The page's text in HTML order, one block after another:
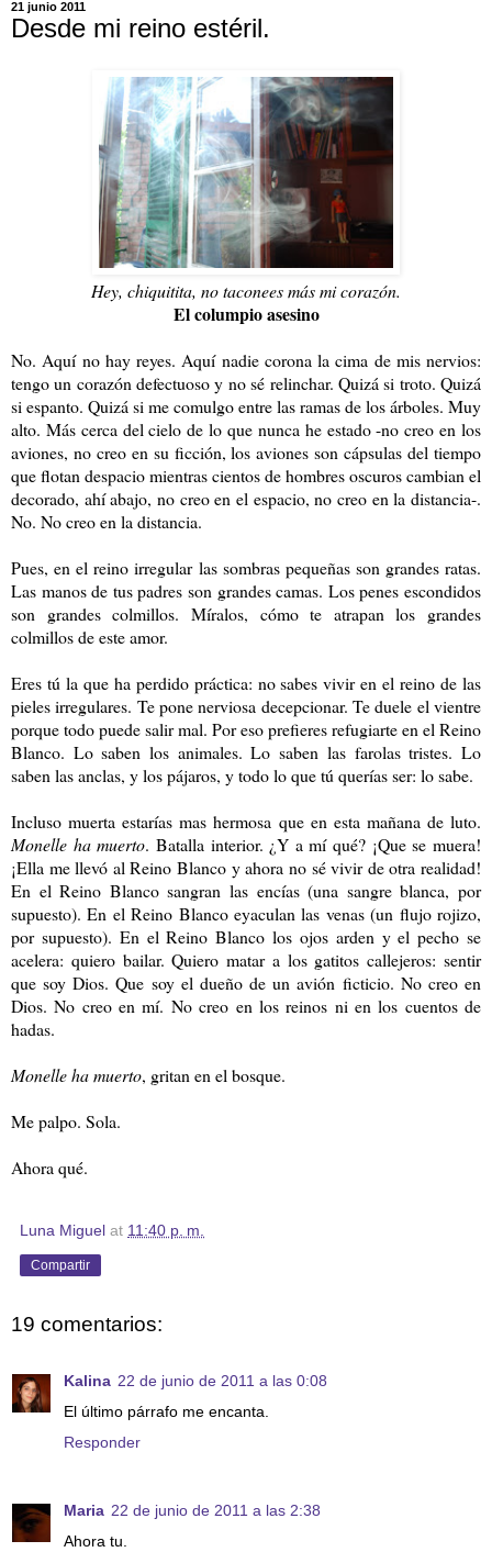
21 junio 2011
Desde mi reino estéril.
Hey, chiquitita, no taconees más mi corazón.
El columpio asesino
No. Aquí no hay reyes. Aquí nadie corona la cima de mis nervios:
tengo un corazón defectuoso y no sé relinchar. Quizá si troto. Quizá
si espanto. Quizá si me comulgo entre las ramas de los árboles. Muy
alto. Más cerca del cielo de lo que nunca he estado -no creo en los
aviones, no creo en su ficción, los aviones son cápsulas del tiempo
que flotan despacio mientras cientos de hombres oscuros cambian el
decorado, ahí abajo, no creo en el espacio, no creo en la distancia-.
No. No creo en la distancia.
Pues, en el reino irregular las sombras pequeñas son grandes ratas.
Las manos de tus padres son grandes camas. Los penes escondidos
son grandes colmillos. Míralos, cómo te atrapan los grandes
colmillos de este amor.
Eres tú la que ha perdido práctica: no sabes vivir en el reino de las
pieles irregulares. Te pone nerviosa decepcionar. Te duele el vientre
porque todo puede salir mal. Por eso prefieres refugiarte en el Reino
Blanco. Lo saben los animales. Lo saben las farolas tristes. Lo
saben las anclas, y los pájaros, y todo lo que tú querías ser: lo sabe.
Incluso muerta estarías mas hermosa que en esta mañana de luto.
Monelle ha muerto. Batalla interior. ¿Y a mí qué? ¡Que se muera!
¡Ella me llevó al Reino Blanco y ahora no sé vivir de otra realidad!
En el Reino Blanco sangran las encías (una sangre blanca, por
supuesto). En el Reino Blanco eyaculan las venas (un flujo rojizo,
por supuesto). En el Reino Blanco los ojos arden y el pecho se
acelera: quiero bailar. Quiero matar a los gatitos callejeros: sentir
que soy Dios. Que soy el dueño de un avión ficticio. No creo en
Dios. No creo en mí. No creo en los reinos ni en los cuentos de
hadas.
Monelle ha muerto, gritan en el bosque.
Me palpo. Sola.
Ahora qué.
Luna Miguel at 11:40 p. m.
Compartir
19 comentarios:
Kalina 22 de junio de 2011 a las 0:08
El último párrafo me encanta.
Responder
Maria 22 de junio de 2011 a las 2:38
Ahora tu.